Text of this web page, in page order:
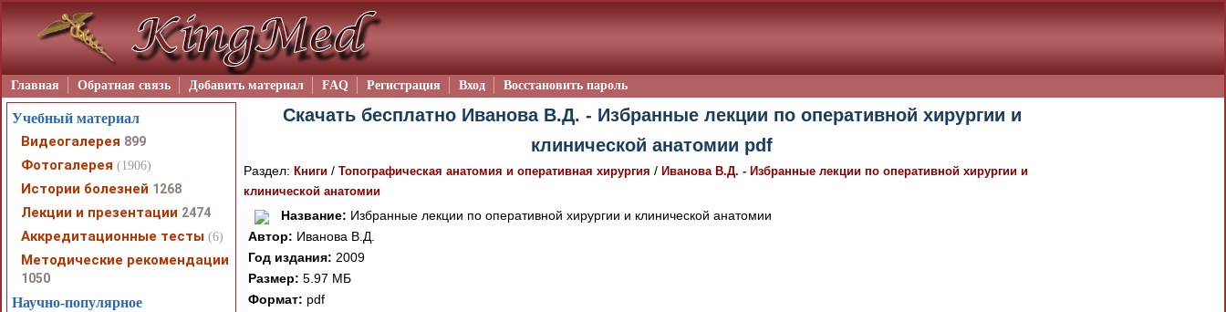
Главная Обратная связь Добавить материал FAQ Регистрация Вход Восстановить пароль
Скачать бесплатно Иванова В.Д. - Избранные лекции по оперативной хирургии и
клинической анатомии pdf
Раздел: Книги / Топографическая анатомия и оперативная хирургия / Иванова В.Д. - Избранные лекции по оперативной хирургии и
клинической анатомии
Название: Избранные лекции по оперативной хирургии и клинической анатомии
Автор: Иванова В.Д.
Год издания: 2009
Размер: 5.97 МБ
Формат: pdf
Учебный материал
Видеогалерея 899
Фотогалерея (1906)
Истории болезней 1268
Лекции и презентации 2474
Аккредитационные тесты (6)
Методические рекомендации
1050
Научно-популярное